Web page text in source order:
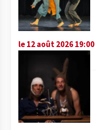
le 12 août 2026 19:00